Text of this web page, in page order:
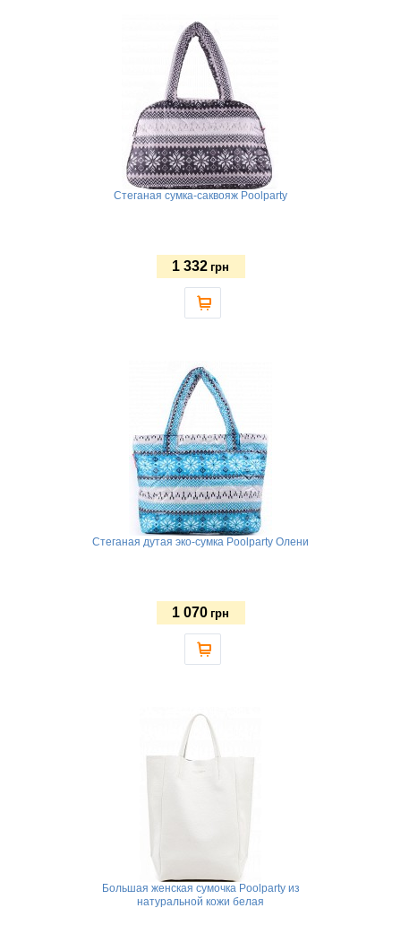
Стеганая сумка-саквояж Poolparty
1 332 грн
Стеганая дутая эко-сумка Poolparty Олени
1 070 грн
Большая женская сумочка Poolparty из
натуральной кожи белая